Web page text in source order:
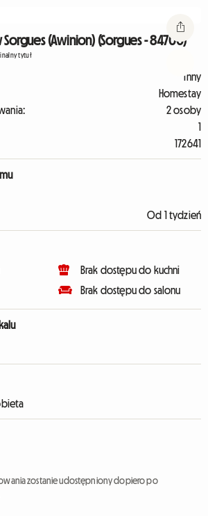
(Awinion) (Sorgues - 84700)
tytuł
Inny
Homestay
2 osoby
1
172641
Od 1 tydzień
Brak dostępu do kuchni
Brak dostępu do salonu
zostanie udostępniony dopiero po